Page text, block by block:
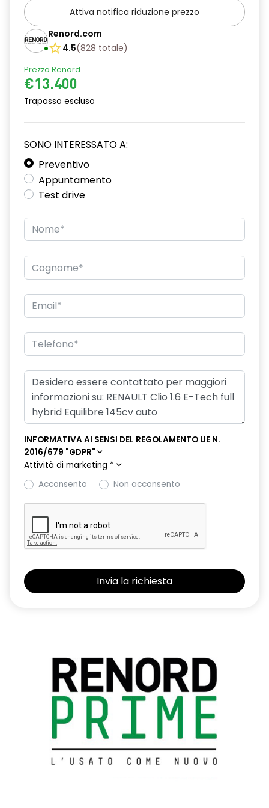
Chiusura centralizzata
Climatizzatore Manuale
Cruscotto "soft touch"
Distance Warning (avviso distanza di sicurezza)
Griglia alloggiamento fendinebbia cromata
Inserti cromati, volante, base del cambio e aeratori
Kit Riparazione Pneumatici
Lane Keep Assist (assistenza al mantenimento della corsia)
Luci diurne a LED
Maniglie in tinta carrozzeria
Profilo griglia superiore cromata
temperatura e richiudibili manualmente
Ripartitore elettronico della frenata
Sedile conducente regolabile in altezza
Sedili anteriori comfort con seduta ampliata e sostegni
laterali
Sedili posteriori ripiegabili 1/3 - 2/3
sensori pioggia
Sistema elettronico di controllo alla stabilità (ESP)
Sistema multimediale Easy Link 7" compatibile con Android
Auto ed Apple CarPlay con smartphone replication con e
senza cavo (wireless)
Volante regolabile in altezza e profondità
Attiva notifica riduzione prezzo
Renord.com
4.5(828 totale)
Prezzo Renord
€13.400
Trapasso escluso
SONO INTERESSATO A:
Preventivo
Appuntamento
Test drive
INFORMATIVA AI SENSI DEL REGOLAMENTO UE N.
2016/679 "GDPR"
Attività di marketing *
Acconsento
Non acconsento